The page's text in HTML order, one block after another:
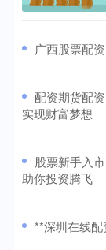
广西股票配
配资期货配
实现财富梦想
股票新手入
助你投资腾飞
​**深圳在线